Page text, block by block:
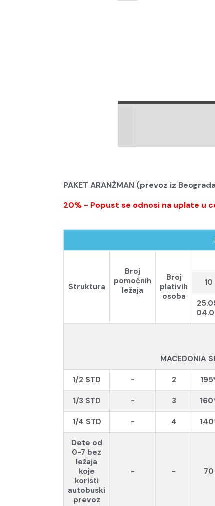
PAKET ARANŽMAN (prevoz iz
20% - Popust se odnosi na uplate u
Struktura
Broj
pomoćnih
ležaja
Broj
plativih
osoba
10
MACEDONIA
1/2 STD - 2
1/3 STD - 3
1/4 STD - 4
Dete od
0-7 bez
ležaja
koje
koristi
autobuski
prevoz
- - 70